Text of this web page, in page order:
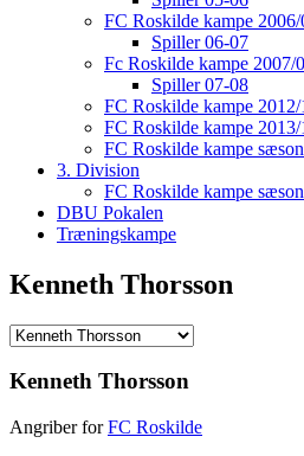
FC Roskilde kampe 2006/
Spiller 06-07
Fc Roskilde kampe 2007/
Spiller 07-08
FC Roskilde kampe 2012/
FC Roskilde kampe 2013/
FC Roskilde kampe
3. Division
FC Roskilde kampe
DBU Pokalen
Træningskampe
Kenneth Thorsson
Kenneth Thorsson
Angriber forFC Roskilde